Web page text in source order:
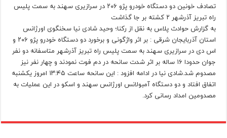
تصادف خونین دو دستگاه خودرو پژو ۲۰۶ در سرازیری سهند به سمت پلیس
راه تبریز آذرشهر ۲ کشته بر جا گذاشت
به گزارش حوادث پلاس به نقل از رکنا؛ وحید شادی نیا سخنگوی اورژانس
استان آذربایجان شرقی : بر اثر واژگونی و برخورد دو دستگاه خودرو پژو ۲۰۶ و
اس دی در سرازیری سهند به سمت پلیس راه تبریز آذرشهر متاسفانه دو نفر
جوان حدودا ۱۶ ساله بر اثر شدت سانحه در دم فوت نمودند و چهار نفر نیز
مصدوم شد.شادی نیا در ادامه افزود : این سانحه ساعت ۱۳:۴۵ امروز یکشنبه
اتفاق افتاد و دو دستگاه آمبولانس اورژانس سهند و اسکو در این عملیات به
مصدومین امداد رسانی کرد.